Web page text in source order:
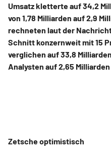
Umsatz kletterte auf 34,2
von 1,78 Milliarden auf 2,9
rechneten laut der
Schnitt konzernweit mit 15
verglichen auf 33,8
Analysten auf 2,65 Milliarden
Zetsche optimistisch